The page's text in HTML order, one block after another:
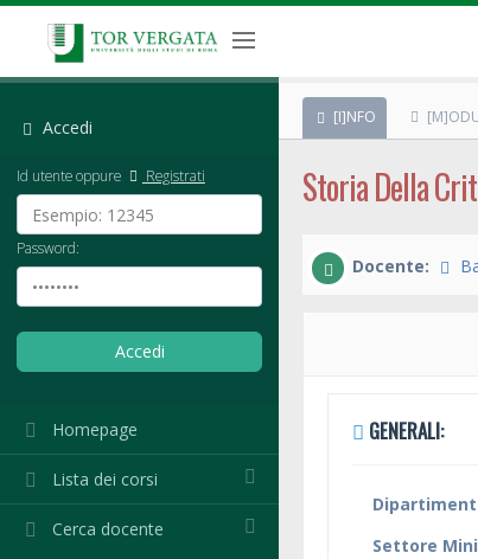
Accedi
Id utente oppure Registrati
Password:
Homepage
Lista dei corsi
Cerca docente
[I]NFO
Storia Della
Docente:
GENERALI:
Settore